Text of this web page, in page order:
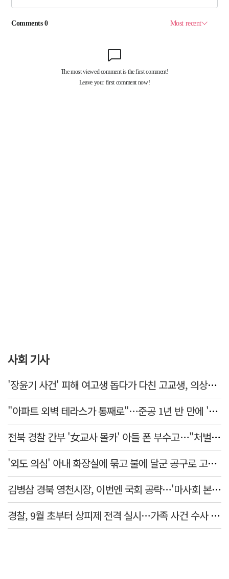
사회 기사
'장윤기 사건' 피해 여고생 돕다가 다친 고교생, 의상자 인정
"아파트 외벽 테라스가 통째로"…준공 1년 반 만에 '아찔 사고'
전북 경찰 간부 '女교사 몰카' 아들 폰 부수고…"처벌 못하는 사안" 내부망에 글
'외도 의심' 아내 화장실에 묶고 불에 달군 공구로 고문…남편 검거
김병삼 경북 영천시장, 이번엔 국회 공략…'마사회 본사 이전·광역교통망 확충' 요청
경찰, 9월 초부터 상피제 전격 실시…가족 사건 수사 못해